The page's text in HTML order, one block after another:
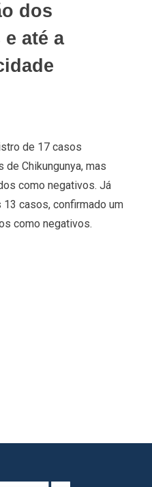
dos
até a
de 17 casos
Chikungunya, mas
como negativos. Já
casos, confirmado um
como negativos.